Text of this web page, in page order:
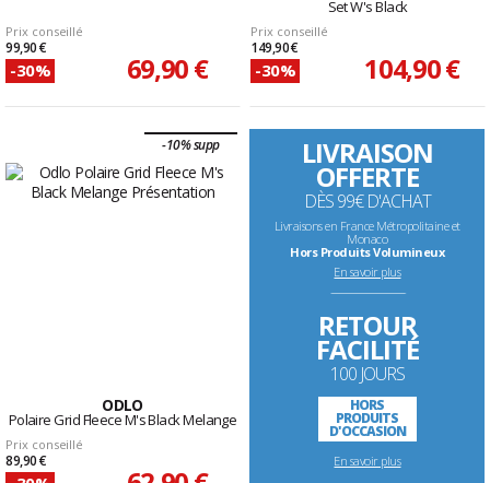
Prix conseillé
99,90 €
-30% 69,90 €
Set W's Black
Prix conseillé
149,90 €
-30% 104,90 €
-10% supp
ODLO
Polaire Grid Fleece M's Black Melange
Prix conseillé
89,90 €
LIVRAISON
OFFERTE
DÈS 99€ D'ACHAT
Livraisons en France Métropolitaine et
Monaco
Hors Produits Volumineux
En savoir plus
--------------------------------------------------------------------
RETOUR
FACILITÉ
100 JOURS
HORS
PRODUITS
D'OCCASION
En savoir plus